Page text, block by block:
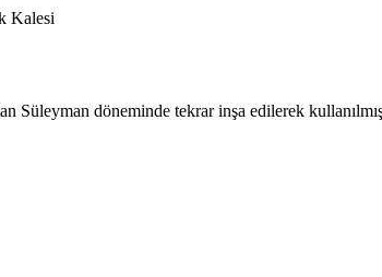
Kalesi
Süleyman döneminde tekrar inşa edilerek